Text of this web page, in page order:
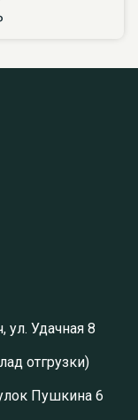
Удачная 8
отгрузки)
Пушкина 6